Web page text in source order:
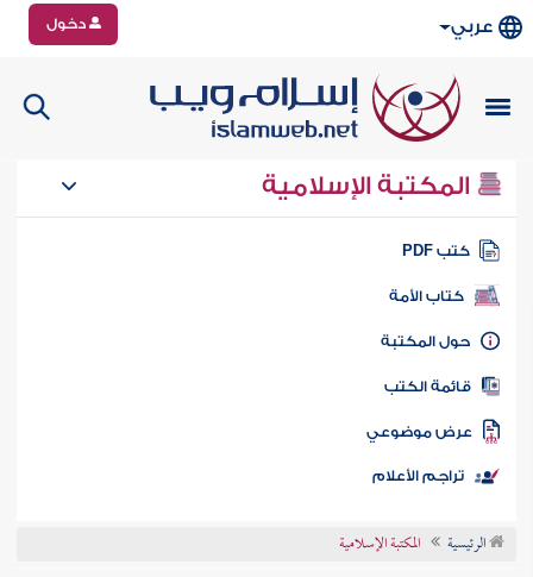
عربي دخول
المكتبة الإسلامية
كتب PDF
كتاب الأمة
المكتبة
الكتب
موضوعي
تراجم الأعلام
الرئيسية المكتبة الإسلامية